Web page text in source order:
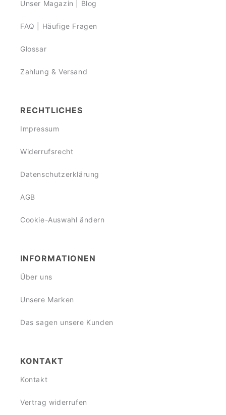
Unser Magazin | Blog
FAQ | Häufige Fragen
Glossar
Zahlung & Versand
RECHTLICHES
Impressum
Widerrufsrecht
Datenschutzerklärung
AGB
Cookie-Auswahl ändern
INFORMATIONEN
Über uns
Unsere Marken
Das sagen unsere Kunden
KONTAKT
Kontakt
Vertrag widerrufen